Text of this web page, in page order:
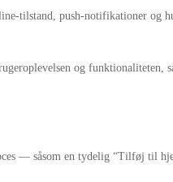
tilstand, push-notifikationer og
og funktionaliteten,
— såsom en tydelig “Tilføj til